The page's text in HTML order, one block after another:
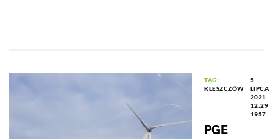
TAG:
KLESZCZÓW
5
LIPCA
2021
12:29
1957
PGE